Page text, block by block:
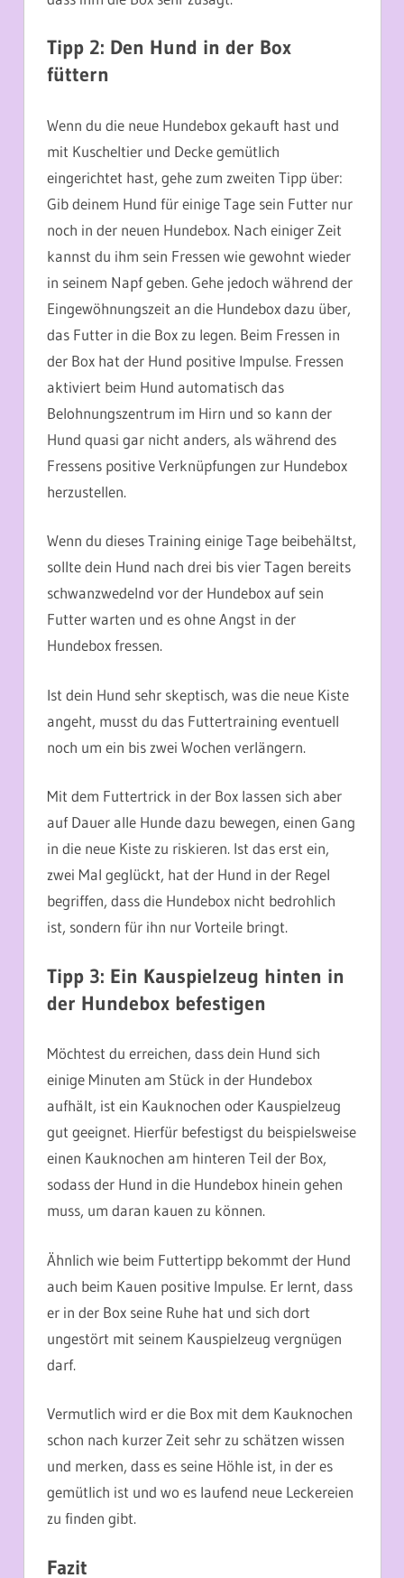
Tipp 2: Den Hund in der Box
füttern
Wenn du die neue Hundebox gekauft hast und
mit Kuscheltier und Decke gemütlich
eingerichtet hast, gehe zum zweiten Tipp über:
Gib deinem Hund für einige Tage sein Futter nur
noch in der neuen Hundebox. Nach einiger Zeit
kannst du ihm sein Fressen wie gewohnt wieder
in seinem Napf geben. Gehe jedoch während der
Eingewöhnungszeit an die Hundebox dazu über,
das Futter in die Box zu legen. Beim Fressen in
der Box hat der Hund positive Impulse. Fressen
aktiviert beim Hund automatisch das
Belohnungszentrum im Hirn und so kann der
Hund quasi gar nicht anders, als während des
Fressens positive Verknüpfungen zur Hundebox
herzustellen.
Wenn du dieses Training einige Tage beibehältst,
sollte dein Hund nach drei bis vier Tagen bereits
schwanzwedelnd vor der Hundebox auf sein
Futter warten und es ohne Angst in der
Hundebox fressen.
Ist dein Hund sehr skeptisch, was die neue Kiste
angeht, musst du das Futtertraining eventuell
noch um ein bis zwei Wochen verlängern.
Mit dem Futtertrick in der Box lassen sich aber
auf Dauer alle Hunde dazu bewegen, einen Gang
in die neue Kiste zu riskieren. Ist das erst ein,
zwei Mal geglückt, hat der Hund in der Regel
begriffen, dass die Hundebox nicht bedrohlich
ist, sondern für ihn nur Vorteile bringt.
Tipp 3: Ein Kauspielzeug hinten in
der Hundebox befestigen
Möchtest du erreichen, dass dein Hund sich
einige Minuten am Stück in der Hundebox
aufhält, ist ein Kauknochen oder Kauspielzeug
gut geeignet. Hierfür befestigst du beispielsweise
einen Kauknochen am hinteren Teil der Box,
sodass der Hund in die Hundebox hinein gehen
muss, um daran kauen zu können.
Ähnlich wie beim Futtertipp bekommt der Hund
auch beim Kauen positive Impulse. Er lernt, dass
er in der Box seine Ruhe hat und sich dort
ungestört mit seinem Kauspielzeug vergnügen
darf.
Vermutlich wird er die Box mit dem Kauknochen
schon nach kurzer Zeit sehr zu schätzen wissen
und merken, dass es seine Höhle ist, in der es
gemütlich ist und wo es laufend neue Leckereien
zu finden gibt.
Fazit